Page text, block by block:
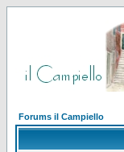
Forums il Campiello